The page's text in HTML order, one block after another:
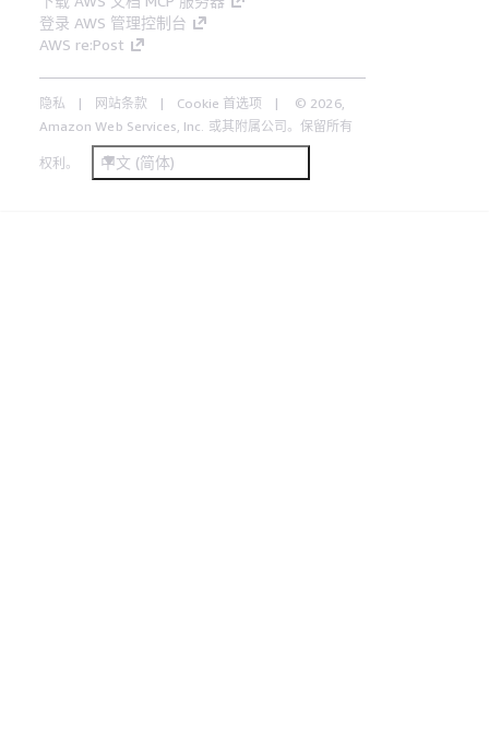
登录 AWS 管理控制台
AWS re:Post
隐私 网站条款 Cookie 首选项
© 2026,
Amazon Web Services, Inc. 或其附属公司。保留所有
权利。 中文 (简体)